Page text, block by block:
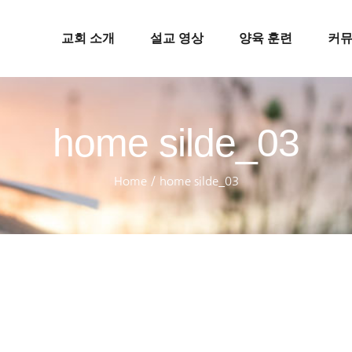
교회 소개 설교 영상 양육 훈련 커
home silde_03
Home / home silde_03